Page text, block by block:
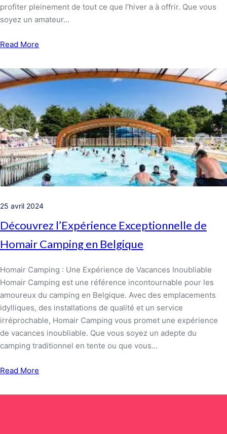
profiter pleinement de tout ce que l’hiver a à offrir. Que vous
soyez un amateur…
Read More
25 avril 2024
Découvrez l’Expérience Exceptionnelle de
Homair Camping en Belgique
Homair Camping : Une Expérience de Vacances Inoubliable
Homair Camping est une référence incontournable pour les
amoureux du camping en Belgique. Avec des emplacements
idylliques, des installations de qualité et un service
irréprochable, Homair Camping vous promet une expérience
de vacances inoubliable. Que vous soyez un adepte du
camping traditionnel en tente ou que vous…
Read More